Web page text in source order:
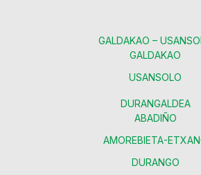
GALDAKAO –
GALDAKAO
USANSOLO
DURANGALDEA
ABADIÑO
AMOREBIETA-
DURANGO